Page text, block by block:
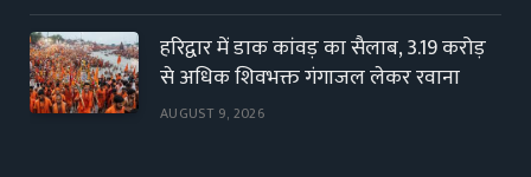
हरिद्वार में डाक कांवड़ का सैलाब, 3.19 करोड़
से अधिक शिवभक्त गंगाजल लेकर रवाना
AUGUST 9, 2026